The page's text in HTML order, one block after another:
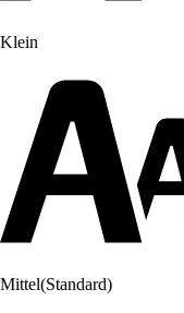
Klein
Mittel(Standard)